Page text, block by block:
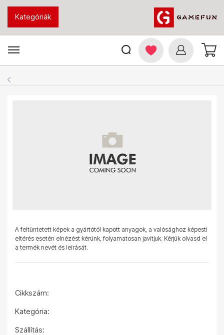
Kategóriák
A feltüntetett képek a gyártótól kapott anyagok, a valósághoz képesti
eltérés esetén elnézést kérünk, folyamatosan javítjuk. Kérjük olvasd el
a termék nevét és leírását.
Cikkszám:
Kategória:
Szállítás: